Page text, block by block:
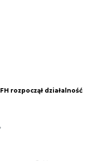
rozpoczął działalność